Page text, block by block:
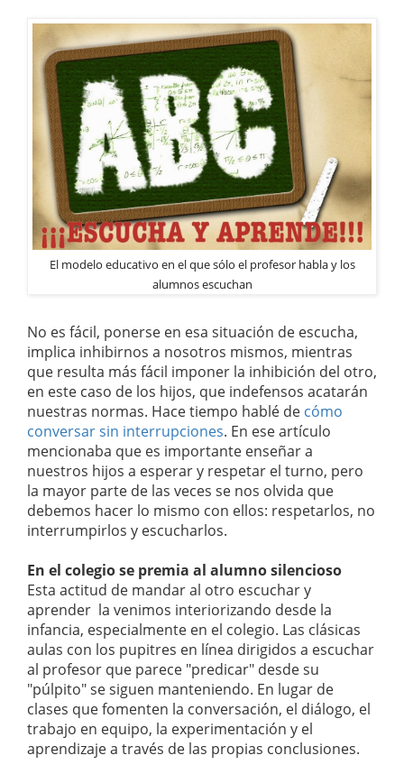
El modelo educativo en el que sólo el profesor habla y los
alumnos escuchan
No es fácil, ponerse en esa situación de escucha,
implica inhibirnos a nosotros mismos, mientras
que resulta más fácil imponer la inhibición del otro,
en este caso de los hijos, que indefensos acatarán
nuestras normas. Hace tiempo hablé de cómo
conversar sin interrupciones. En ese artículo
mencionaba que es importante enseñar a
nuestros hijos a esperar y respetar el turno, pero
la mayor parte de las veces se nos olvida que
debemos hacer lo mismo con ellos: respetarlos, no
interrumpirlos y escucharlos.
En el colegio se premia al alumno silencioso
Esta actitud de mandar al otro escuchar y
aprender la venimos interiorizando desde la
infancia, especialmente en el colegio. Las clásicas
aulas con los pupitres en línea dirigidos a escuchar
al profesor que parece "predicar" desde su
"púlpito" se siguen manteniendo. En lugar de
clases que fomenten la conversación, el diálogo, el
trabajo en equipo, la experimentación y el
aprendizaje a través de las propias conclusiones.